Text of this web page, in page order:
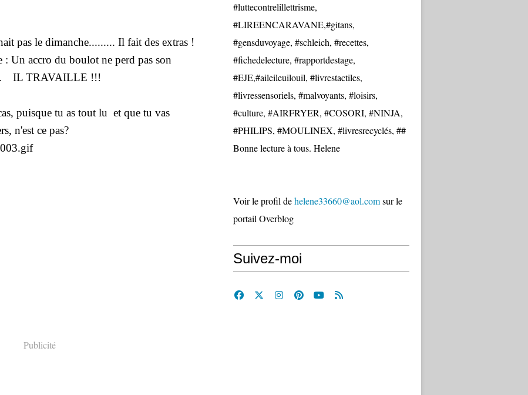
pas le dimanche......... Il fait des extras !
: Un accro du boulot ne perd pas son
IL TRAVAILLE !!!
puisque tu as tout lu et que tu vas
n'est ce pas?
Publicité
#luttecontrelillettrisme,
#LIREENCARAVANE,#gitans,
#gensduvoyage, #schleich, #recettes,
#fichedelecture, #rapportdestage,
#EJE,#aileileuilouil, #livrestactiles,
#livressensoriels, #malvoyants, #loisirs,
#culture, #AIRFRYER, #COSORI, #NINJA,
#PHILIPS, #MOULINEX, #livresrecyclés, ##
Bonne lecture à tous. Helene
Voir le profil dehelene33660@aol.comsur le
portail Overblog
Suivez-moi